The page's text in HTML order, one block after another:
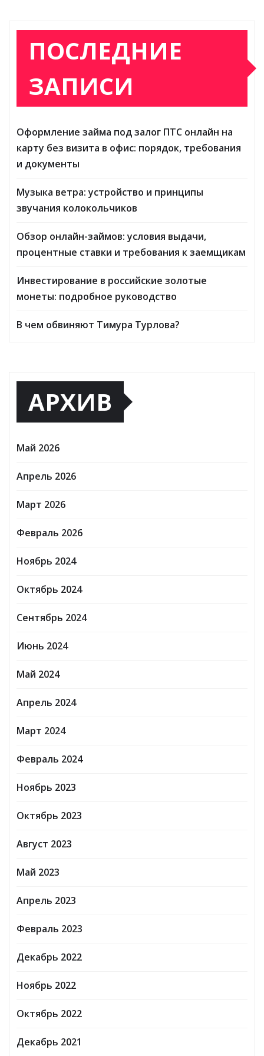
ПОСЛЕДНИЕ
ЗАПИСИ
Оформление займа под залог ПТС онлайн на
карту без визита в офис: порядок, требования
и документы
Музыка ветра: устройство и принципы
звучания колокольчиков
Обзор онлайн-займов: условия выдачи,
процентные ставки и требования к заемщикам
Инвестирование в российские золотые
монеты: подробное руководство
В чем обвиняют Тимура Турлова?
АРХИВ
Май 2026
Апрель 2026
Март 2026
Февраль 2026
Ноябрь 2024
Октябрь 2024
Сентябрь 2024
Июнь 2024
Май 2024
Апрель 2024
Март 2024
Февраль 2024
Ноябрь 2023
Октябрь 2023
Август 2023
Май 2023
Апрель 2023
Февраль 2023
Декабрь 2022
Ноябрь 2022
Октябрь 2022
Декабрь 2021